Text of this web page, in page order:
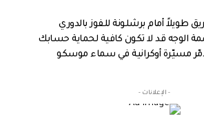
طويلاً أمام برشلونة للفوز بالدوري
الوجه قد لا تكون كافية لحماية حسابك
مسيّرة أوكرانية في سماء موسكو
- الإعلانات -